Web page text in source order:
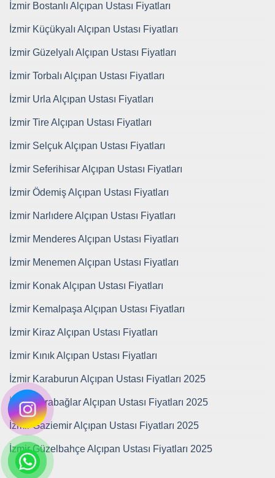
İzmir Bostanlı Alçıpan Ustası Fiyatları
İzmir Küçükyalı Alçıpan Ustası Fiyatları
İzmir Güzelyalı Alçıpan Ustası Fiyatları
İzmir Torbalı Alçıpan Ustası Fiyatları
İzmir Urla Alçıpan Ustası Fiyatları
İzmir Tire Alçıpan Ustası Fiyatları
İzmir Selçuk Alçıpan Ustası Fiyatları
İzmir Seferihisar Alçıpan Ustası Fiyatları
İzmir Ödemiş Alçıpan Ustası Fiyatları
İzmir Narlıdere Alçıpan Ustası Fiyatları
İzmir Menderes Alçıpan Ustası Fiyatları
İzmir Menemen Alçıpan Ustası Fiyatları
İzmir Konak Alçıpan Ustası Fiyatları
İzmir Kemalpaşa Alçıpan Ustası Fiyatları
İzmir Kiraz Alçıpan Ustası Fiyatları
İzmir Kınık Alçıpan Ustası Fiyatları
İzmir Karaburun Alçıpan Ustası Fiyatları 2025
İzmir Karabağlar Alçıpan Ustası Fiyatları 2025
İzmir Gaziemir Alçıpan Ustası Fiyatları 2025
İzmir Güzelbahçe Alçıpan Ustası Fiyatları 2025